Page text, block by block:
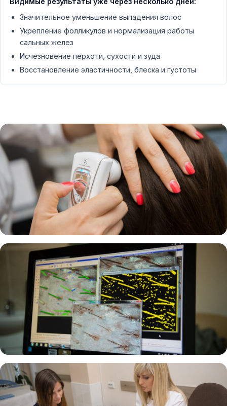
Значительное уменьшение выпадения волос
Укрепление фолликулов и нормализация работы
сальных желез
Исчезновение перхоти, сухости и зуда
Восстановление эластичности, блеска и густоты